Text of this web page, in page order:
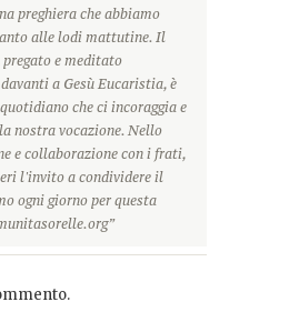
preghiera che abbiamo
alle lodi mattutine. Il
pregato e meditato
a Gesù Eucaristia, è
che ci incoraggia e
nostra vocazione. Nello
e collaborazione con i frati,
l'invito a condividere il
ogni giorno per questa